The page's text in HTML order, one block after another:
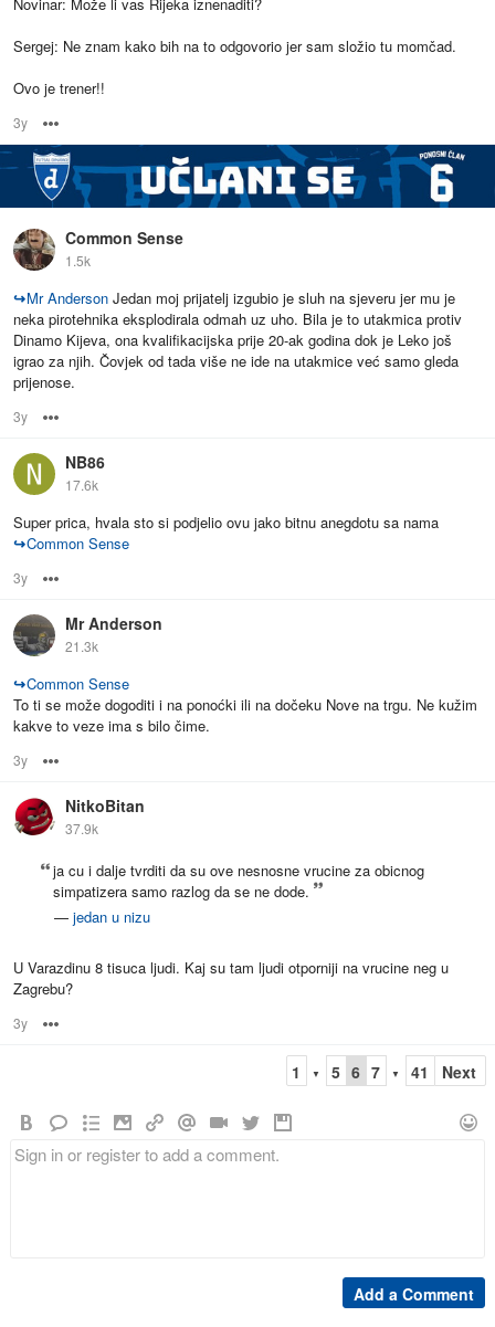
Sergej: Ne znam kako bih na to odgovorio jer sam složio tu momčad.
Ovo je trener!!
3y
Common Sense
1.5k
↪Mr Anderson Jedan moj prijatelj izgubio je sluh na sjeveru jer mu je
neka pirotehnika eksplodirala odmah uz uho. Bila je to utakmica protiv
Dinamo Kijeva, ona kvalifikacijska prije 20-ak godina dok je Leko još
igrao za njih. Čovjek od tada više ne ide na utakmice već samo gleda
prijenose.
3y
NB86
17.6k
Super prica, hvala sto si podjelio ovu jako bitnu anegdotu sa nama
↪Common Sense
3y
Mr Anderson
21.3k
↪Common Sense
To ti se može dogoditi i na ponoćki ili na dočeku Nove na trgu. Ne kužim
kakve to veze ima s bilo čime.
3y
NitkoBitan
37.9k
ja cu i dalje tvrditi da su ove nesnosne vrucine za obicnog
simpatizera samo razlog da se ne dode.
— jedan u nizu
U Varazdinu 8 tisuca ljudi. Kaj su tam ljudi otporniji na vrucine neg u
Zagrebu?
3y
1 ▼ 5 6 7 ▼ 41 Next
Add a Comment